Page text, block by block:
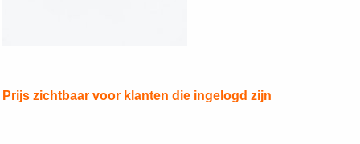
Prijs zichtbaar voor klanten die ingelogd zijn